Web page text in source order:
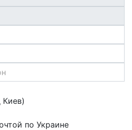
по Украине